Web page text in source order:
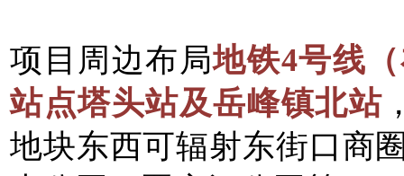
项目周边布局地铁4号线
站点塔头站及岳峰镇北站
地块东西可辐射东街口商